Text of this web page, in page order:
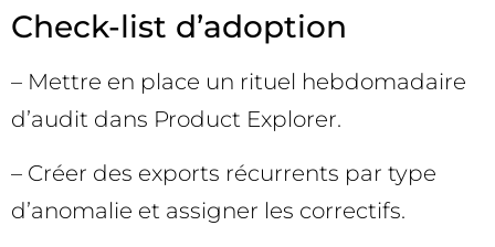
Check-list d’adoption
– Mettre en place un rituel hebdomadaire
d’audit dans Product Explorer.
– Créer des exports récurrents par type
d’anomalie et assigner les correctifs.